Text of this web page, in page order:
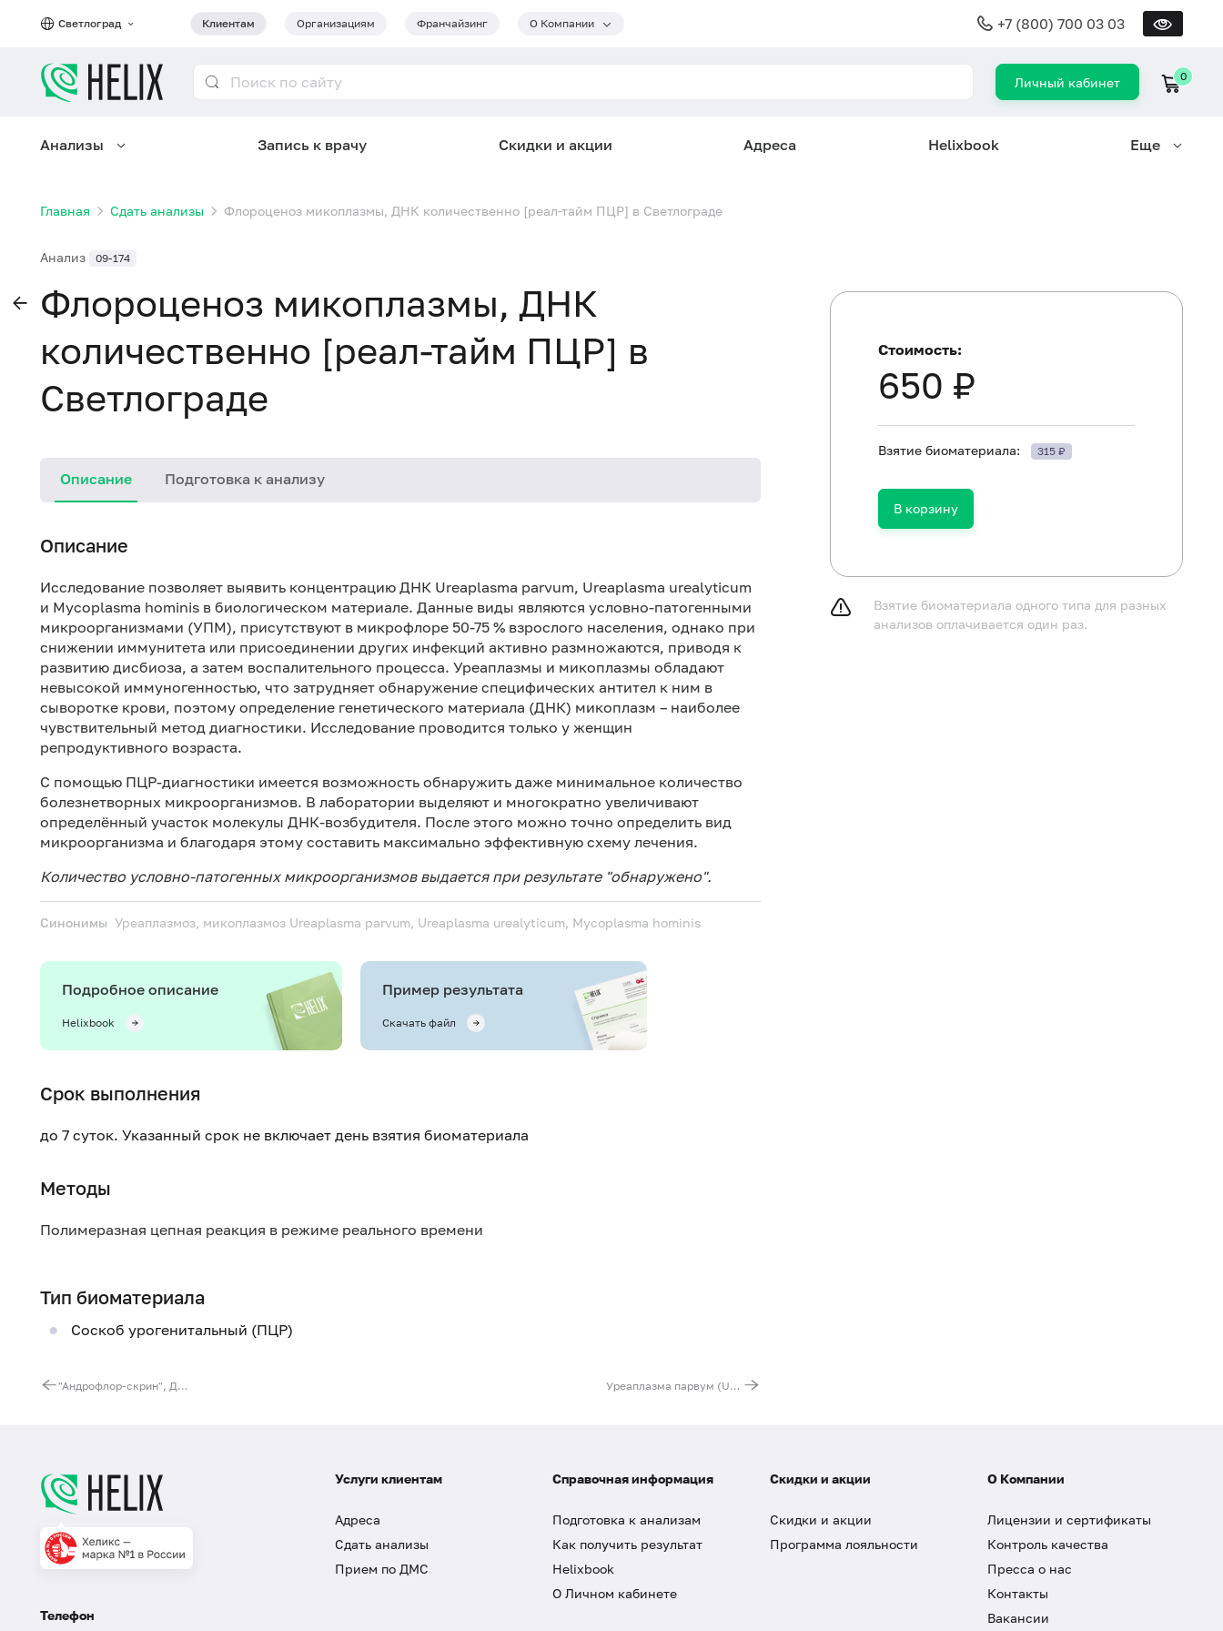
Светлоград Клиентам Организациям Франчайзинг О Компании +7 (800) 700 03 03
Личный кабинет 0
Анализы Запись к врачу Скидки и акции Адреса Helixbook Еще
Главная Сдать анализы Флороценоз микоплазмы, ДНК количественно [реал-тайм ПЦР] в Светлограде
Анализ 09-174
Флороценоз микоплазмы, ДНК
количественно [реал-тайм ПЦР] в
Светлограде
Описание Подготовка к анализу
Описание
Исследование позволяет выявить концентрацию ДНК Ureaplasma parvum, Ureaplasma urealyticum
и Mycoplasma hominis в биологическом материале. Данные виды являются условно-патогенными
микроорганизмами (УПМ), присутствуют в микрофлоре 50-75 % взрослого населения, однако при
снижении иммунитета или присоединении других инфекций активно размножаются, приводя к
развитию дисбиоза, а затем воспалительного процесса. Уреаплазмы и микоплазмы обладают
невысокой иммуногенностью, что затрудняет обнаружение специфических антител к ним в
сыворотке крови, поэтому определение генетического материала (ДНК) микоплазм – наиболее
чувствительный метод диагностики. Исследование проводится только у женщин
репродуктивного возраста.
С помощью ПЦР-диагностики имеется возможность обнаружить даже минимальное количество
болезнетворных микроорганизмов. В лаборатории выделяют и многократно увеличивают
определённый участок молекулы ДНК-возбудителя. После этого можно точно определить вид
микроорганизма и благодаря этому составить максимально эффективную схему лечения.
Количество условно-патогенных микроорганизмов выдается при результате "обнаружено".
Синонимы Уреаплазмоз, микоплазмоз Ureaplasma parvum, Ureaplasma urealyticum, Mycoplasma hominis
Подробное описание
Helixbook
Пример результата
Скачать файл
Срок выполнения
до 7 суток. Указанный срок не включает день взятия биоматериала
Методы
Полимеразная цепная реакция в режиме реального времени
Тип биоматериала
Соскоб урогенитальный (ПЦР)
"Андрофлор-скрин", ДНК количественно [реал-тайм ПЦР] Уреаплазма парвум (Ureaplasma parvum), ДНК [реал-тайм ПЦР],количественно
рекомендуется производить до менструации или через 2-3
Стоимость:
650 ₽
Взятие биоматериала: 315 ₽
В корзину
Взятие биоматериала одного типа для разных
анализов оплачивается один раз.
Телефон
Услуги клиентам
Адреса
Сдать анализы
Прием по ДМС
Справочная информация
Подготовка к анализам
Как получить результат
Helixbook
О Личном кабинете
Скидки и акции
Скидки и акции
Программа лояльности
О Компании
Лицензии и сертификаты
Контроль качества
Пресса о нас
Контакты
Вакансии